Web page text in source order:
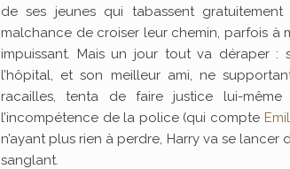
de ses jeunes qui tabassent
malchance de croiser leur chemin, parfois à
impuissant. Mais un jour tout va déraper :
l’hôpital, et son meilleur ami, ne
racailles, tenta de faire justice lui-
l’incompétence de la police (qui compte
n’ayant plus rien à perdre, Harry va se
sanglant.